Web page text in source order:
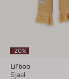
-20%
Lil'boo
Sjaal